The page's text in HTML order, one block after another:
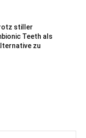
stiller
Teeth als
zu